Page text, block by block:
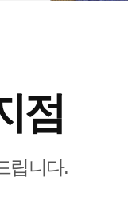
점
립니다.